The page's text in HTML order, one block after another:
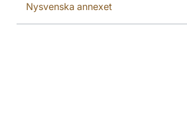
Nysvenska annexet